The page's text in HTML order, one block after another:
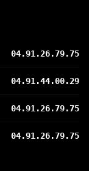
04.91.26.79.75
04.91.44.00.29
04.91.26.79.75
04.91.26.79.75